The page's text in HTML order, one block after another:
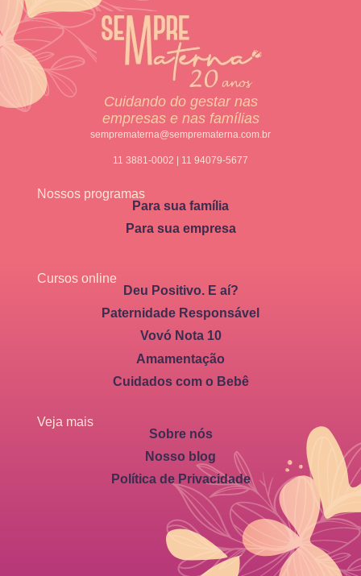
Cuidando do gestar nas
empresas e nas famílias
semprematerna@semprematerna.com.br
11 3881-0002 | 11 94079-5677
Nossos programas
Para sua família
Para sua empresa
Cursos online
Deu Positivo. E aí?
Paternidade Responsável
Vovó Nota 10
Amamentação
Cuidados com o Bebê
Veja mais
Sobre nós
Nosso blog
Política de Privacidade